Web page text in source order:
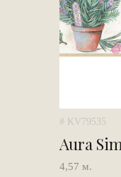
# KV79535
Aura
4,57 м.